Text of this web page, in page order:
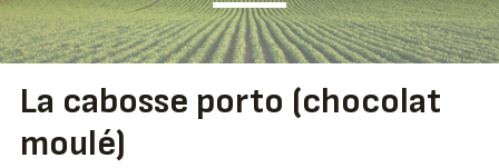
La cabosse porto (chocolat
moulé)